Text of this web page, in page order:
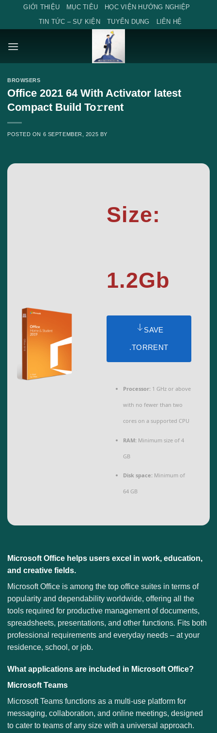
content
GIỚI THIỆU MỤC TIÊU
HỌC VIỆN HƯỚNG NGHIỆP
TIN TỨC – SỰ KIỆN
TUYỂN DỤNG LIÊN HỆ
BROWSERS
Office 2021 64 With Activator latest
Compact Build To𝚛rent
POSTED ON 6 SEPTEMBER, 2025 BY
Size:
1.2Gb
SAVE
.TORRENT
Processor: 1 GHz or above
with no fewer than two
cores on a supported CPU
RAM: Minimum size of 4
GB
Disk space: Minimum of
64 GB
Microsoft Office helps users excel in work, education,
and creative fields.
Microsoft Office is among the top office suites in terms of
popularity and dependability worldwide, offering all the
tools required for productive management of documents,
spreadsheets, presentations, and other functions. Fits both
professional requirements and everyday needs – at your
residence, school, or job.
What applications are included in Microsoft Office?
Microsoft Teams
Microsoft Teams functions as a multi-use platform for
messaging, collaboration, and online meetings, designed
to cater to teams of any size with a universal approach.